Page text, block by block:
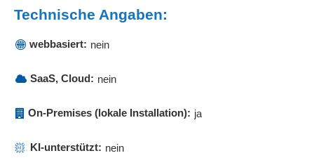
Technische Angaben:
webbasiert: nein
SaaS, Cloud: nein
On-Premises (lokale Installation): ja
KI-unterstützt: nein